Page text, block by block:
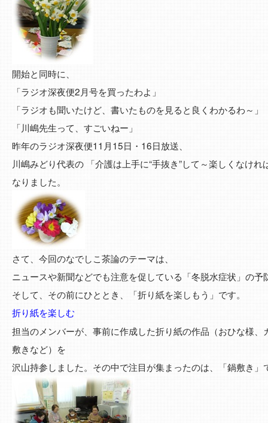
開始と同時に、
「ラジオ深夜便2月号を買ったわよ」
「ラジオも聞いたけど、書いたものを見ると良くわかるわ～」
「川嶋先生って、すごいねー」
昨年のラジオ深夜便11月15日・16日放送、
川嶋みどり代表の 「介護は上手に“手抜き”して～楽しくなけ
なりました。
さて、今回のなでしこ茶論のテーマは、
ニュースや新聞などでも注意を促している「冬脱水症状」の予
そして、その前にひととき、「折り紙を楽しもう」です。
折り紙を楽しむ
担当のメンバーが、事前に作成した折り紙の作品（おひな様
敷きなど）を
沢山持参しました。その中で注目が集まったのは、「鍋敷き」